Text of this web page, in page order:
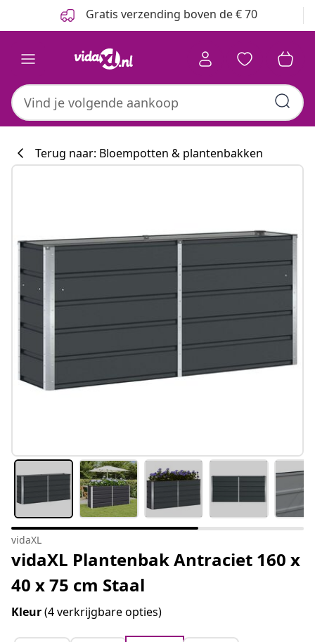
Gratis verzending boven de € 70
Terug naar: Bloempotten & plantenbakken
vidaXL
vidaXL Plantenbak Antraciet 160 x
40 x 75 cm Staal
Kleur(4 verkrijgbare opties)